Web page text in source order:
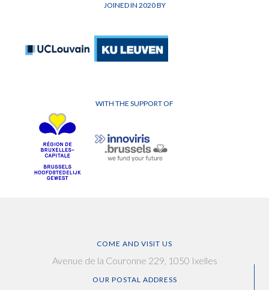
JOINED IN 2020 BY
WITH THE SUPPORT OF
COME AND VISIT US
Avenue de la Couronne 229, 1050 Ixelles
OUR POSTAL ADDRESS